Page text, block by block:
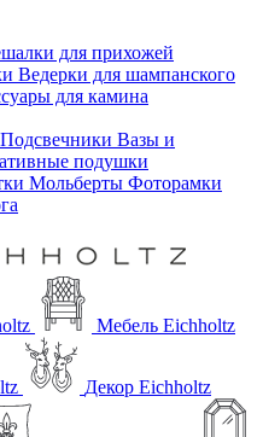
для прихожей
Ведерки для шампанского
для камина
Подсвечники Вазы и
подушки
Мольберты Фоторамки
Мебель Eichholtz
Декор Eichholtz